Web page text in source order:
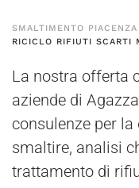
SMALTIMENTO PIACENZA
RICICLO RIFIUTI SCARTI
La nostra offerta
aziende di
consulenze per
smaltire, analisi
trattamento di